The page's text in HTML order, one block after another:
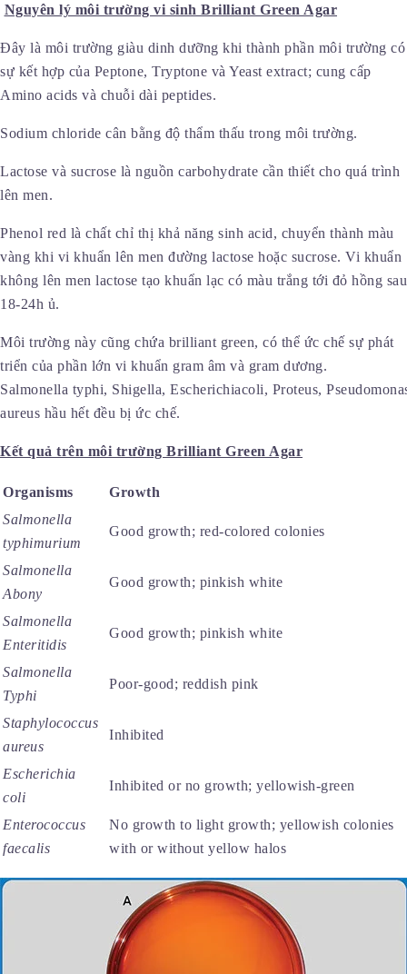
Nguyên lý môi trường vi sinh Brilliant Green Agar
Đây là môi trường giàu dinh dưỡng khi thành phần môi trường có
sự kết hợp của Peptone, Tryptone và Yeast extract; cung cấp
Amino acids và chuỗi dài peptides.
Sodium chloride cân bằng độ thẩm thấu trong môi trường.
Lactose và sucrose là nguồn carbohydrate cần thiết cho quá trình
lên men.
Phenol red là chất chỉ thị khả năng sinh acid, chuyển thành màu
vàng khi vi khuẩn lên men đường lactose hoặc sucrose. Vi khuẩn
không lên men lactose tạo khuẩn lạc có màu trắng tới đỏ hồng sau
18-24h ủ.
Môi trường này cũng chứa brilliant green, có thể ức chế sự phát
triển của phần lớn vi khuẩn gram âm và gram dương.
Salmonella typhi, Shigella, Escherichiacoli, Proteus,
aureus hầu hết đều bị ức chế.
Kết quả trên môi trường Brilliant Green Agar
Organisms
Growth
Salmonella
typhimurium
Good growth; red-colored colonies
Salmonella
Abony
Good growth; pinkish white
Salmonella
Enteritidis
Good growth; pinkish white
Salmonella
Typhi
Poor-good; reddish pink
Staphylococcus
aureus
Inhibited
Escherichia
coli
Inhibited or no growth; yellowish-green
Enterococcus
faecalis
No growth to light growth; yellowish colonies
with or without yellow halos